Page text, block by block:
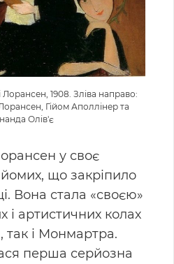
1908. Зліва направо:
Гійом Аполлінер та
Олів'є
у своє
що закріпило
Вона стала «своєю»
і артистичних колах
і Монмартра.
перша серйозна